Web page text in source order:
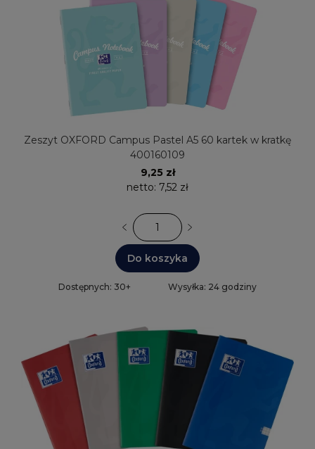
Zeszyt OXFORD Campus Pastel A5 60 kartek w kratkę
400160109
9,25 zł
netto: 7,52 zł
Do koszyka
Dostępnych: 30+ Wysyłka: 24 godziny